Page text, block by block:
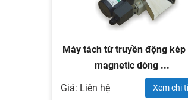
Máy tách từ truyền động kép
magnetic dòng ...
Giá: Liên hệ
Xem chi